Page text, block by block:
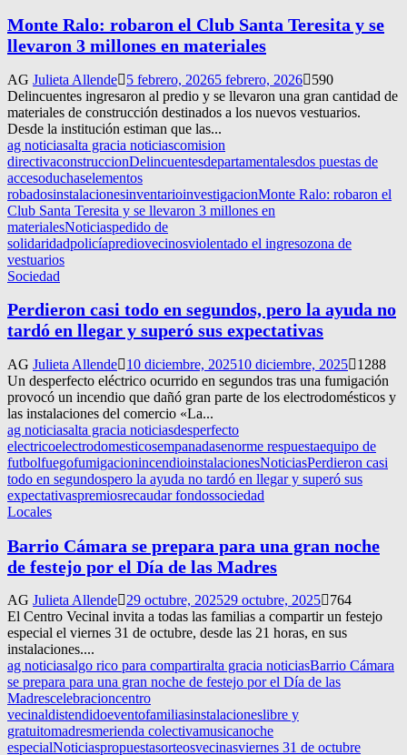
Monte Ralo: robaron el Club Santa Teresita y se
llevaron 3 millones en materiales
AG Julieta Allende 5 febrero, 20265 febrero, 2026
590
Delincuentes ingresaron al predio y se llevaron una gran cantidad de
materiales de construcción destinados a los nuevos vestuarios.
Desde la institución estiman que las...
ag noticiasalta gracia noticiascomision
directivaconstruccionDelincuentesdepartamentalesdos puestas de
accesoduchaselementos
robadosinstalacionesinventarioinvestigacionMonte Ralo: robaron el
Club Santa Teresita y se llevaron 3 millones en
materialesNoticiaspedido de
solidaridadpolicíaprediovecinosviolentado el ingresozona de
vestuarios
Sociedad
Perdieron casi todo en segundos, pero la ayuda no
tardó en llegar y superó sus expectativas
AG Julieta Allende 10 diciembre, 202510 diciembre, 2025
1288
Un desperfecto eléctrico ocurrido en segundos tras una fumigación
provocó un incendio que dañó gran parte de los electrodomésticos y
las instalaciones del comercio «La...
ag noticiasalta gracia noticiasdesperfecto
electricoelectrodomesticosempanadasenorme respuestaequipo de
futbolfuegofumigacionincendioinstalacionesNoticiasPerdieron casi
todo en segundospero la ayuda no tardó en llegar y superó sus
expectativaspremiosrecaudar fondossociedad
Locales
Barrio Cámara se prepara para una gran noche
de festejo por el Día de las Madres
AG Julieta Allende 29 octubre, 202529 octubre, 2025
764
El Centro Vecinal invita a todas las familias a compartir un festejo
especial el viernes 31 de octubre, desde las 21 horas, en sus
instalaciones....
ag noticiasalgo rico para compartiralta gracia noticiasBarrio Cámara
se prepara para una gran noche de festejo por el Día de las
Madrescelebracioncentro
vecinaldistendidoeventofamiliasinstalacioneslibre y
gratuitomadresmerienda colectivamusicanoche
especialNoticiaspropuestasorteosvecinasviernes 31 de octubre